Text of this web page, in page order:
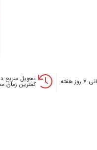
هفته تحویل سریع
کمترین زمان